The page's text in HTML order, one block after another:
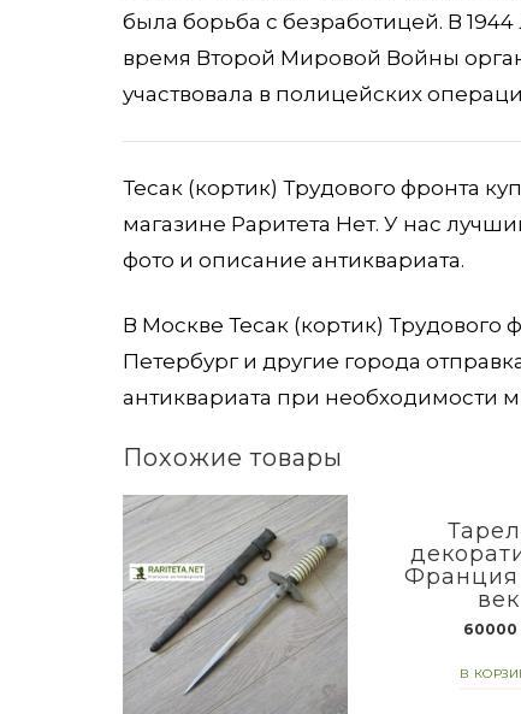
была борьба с безработицей. В
время Второй Мировой Войны
участвовала в полицейских
Тесак (кортик) Трудового фронта
магазине Раритета Нет. У нас
фото и описание антиквариата.
В Москве Тесак (кортик)
Петербург и другие города
антиквариата при необходимости
Похожие товары
Франция
век
60000
В